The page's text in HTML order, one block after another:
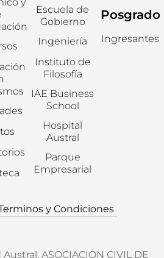
y
Escuela de
Gobierno
Ingeniería
Instituto de
Filosofía
IAE Business
School
Hospital
Austral
Parque
Empresarial
Posgrado
Ingresantes
y Condiciones
ASOCIACION CIVIL DE